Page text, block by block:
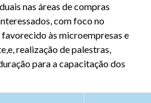
nas áreas de compras
com foco no
às microempresas e
realização de palestras,
para a capacitação dos